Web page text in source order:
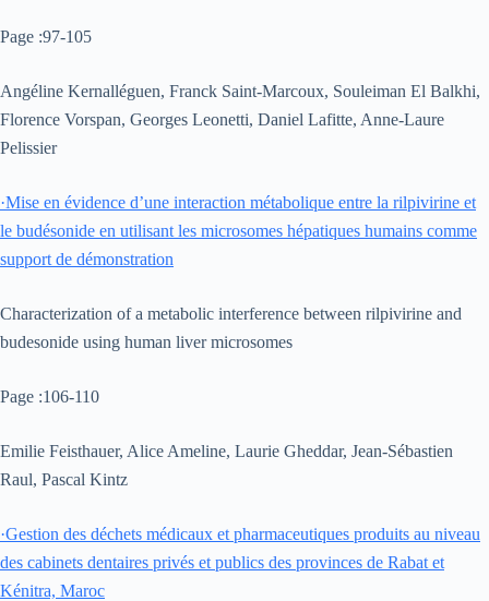
Page :97-105
Angéline Kernalléguen, Franck Saint-Marcoux, Souleiman El Balkhi,
Florence Vorspan, Georges Leonetti, Daniel Lafitte, Anne-Laure
Pelissier
·Mise en évidence d’une interaction métabolique entre la rilpivirine et
le budésonide en utilisant les microsomes hépatiques humains comme
support de démonstration
Characterization of a metabolic interference between rilpivirine and
budesonide using human liver microsomes
Page :106-110
Emilie Feisthauer, Alice Ameline, Laurie Gheddar, Jean-Sébastien
Raul, Pascal Kintz
·Gestion des déchets médicaux et pharmaceutiques produits au niveau
des cabinets dentaires privés et publics des provinces de Rabat et
Kénitra, Maroc